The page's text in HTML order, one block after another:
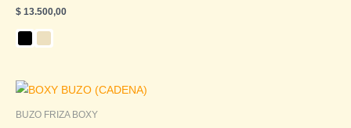
Valorado
en
0
de
5
$ 13.500,00
BUZO FRIZA BOXY